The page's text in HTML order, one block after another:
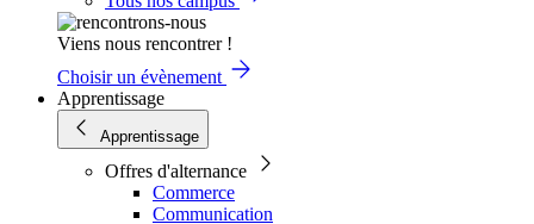
Viens nous rencontrer !
Choisir un évènement
Apprentissage
Apprentissage
Offres d'alternance
Commerce
Communication